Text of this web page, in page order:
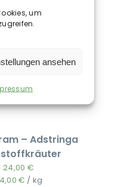
um
ansehen
– Adstringa
24,00 €
€ / kg